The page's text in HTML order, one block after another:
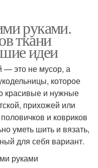
руками.
ткани
идеи
— это не мусор, а
которое
красивые и нужные
прихожей или
и ковриков
уметь шить и вязать,
для себя вариант.
руками